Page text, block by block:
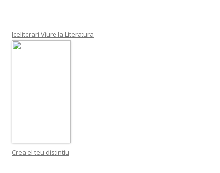
Iceliterari Viure la Literatura
Crea el teu distintiu